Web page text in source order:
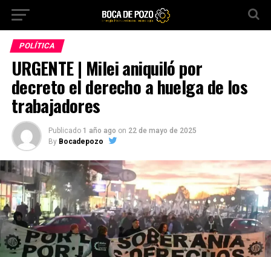
POLÍTICA
URGENTE | Milei aniquiló por
decreto el derecho a huelga de los
trabajadores
Publicado 1 año ago on 22 de mayo de 2025
By Bocadepozo